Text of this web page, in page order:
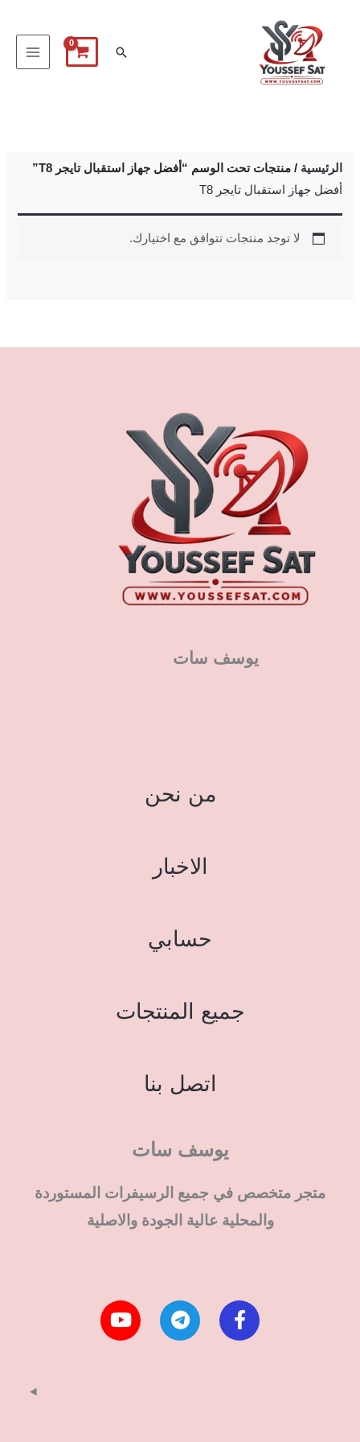
البحث
الرئيسية / منتجات تحت الوسم “أفضل جهاز استقبال تايجر T8”
أفضل جهاز استقبال تايجر T8
لا توجد منتجات تتوافق مع اختيارك.
يوسف سات
من نحن
الاخبار
حسابي
جميع المنتجات
اتصل بنا
يوسف سات
متجر متخصص في جميع الرسيفرات المستوردة
والمحلية عالية الجودة والاصلية